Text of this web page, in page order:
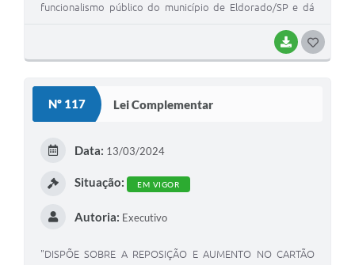
BAIXAR
funcionalismo público do município de Eldorado/SP e dá
Nº 117 Lei Complementar
Data: 13/03/2024
Situação: EM VIGOR
Autoria: Executivo
"DISPÕE SOBRE A REPOSIÇÃO E AUMENTO NO CARTÃO